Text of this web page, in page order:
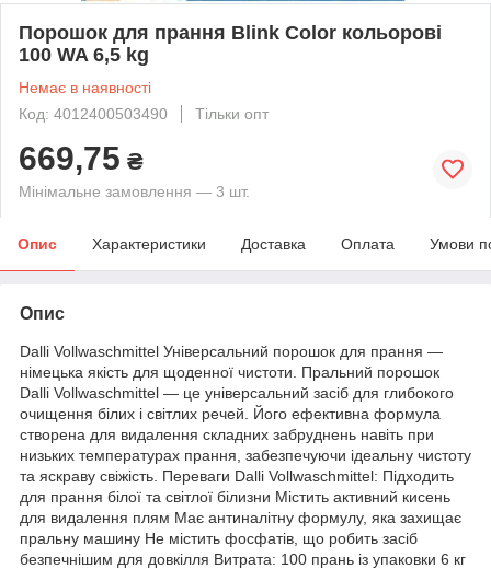
Порошок для прання Blink Color кольорові
100 WA 6,5 kg
Немає в наявності
Код: 4012400503490
Тільки опт
669,75 ₴
Мінімальне замовлення — 3 шт.
Опис Характеристики Доставка Оплата Умови
Опис
Dalli Vollwaschmittel Універсальний порошок для прання —
німецька якість для щоденної чистоти. Пральний порошок
Dalli Vollwaschmittel — це універсальний засіб для глибокого
очищення білих і світлих речей. Його ефективна формула
створена для видалення складних забруднень навіть при
низьких температурах прання, забезпечуючи ідеальну чистоту
та яскраву свіжість. Переваги Dalli Vollwaschmittel: Підходить
для прання білої та світлої білизни Містить активний кисень
для видалення плям Має антиналітну формулу, яка захищає
пральну машину Не містить фосфатів, що робить засіб
безпечнішим для довкілля Витрата: 100 прань із упаковки 6 кг